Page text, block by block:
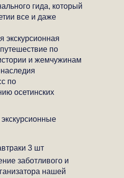
гида, который
все и даже
экскурсионная
по
и жемчужинам
по
осетинских
3 шт
заботливого и
нашей